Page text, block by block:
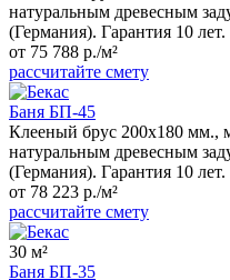
натуральным древесным
(Германия). Гарантия 10 лет.
от 75 788 р./м²
рассчитайте смету
Баня БП-45
Клееный брус 200x180 мм.,
натуральным древесным
(Германия). Гарантия 10 лет.
от 78 223 р./м²
рассчитайте смету
30 м²
Баня БП-35